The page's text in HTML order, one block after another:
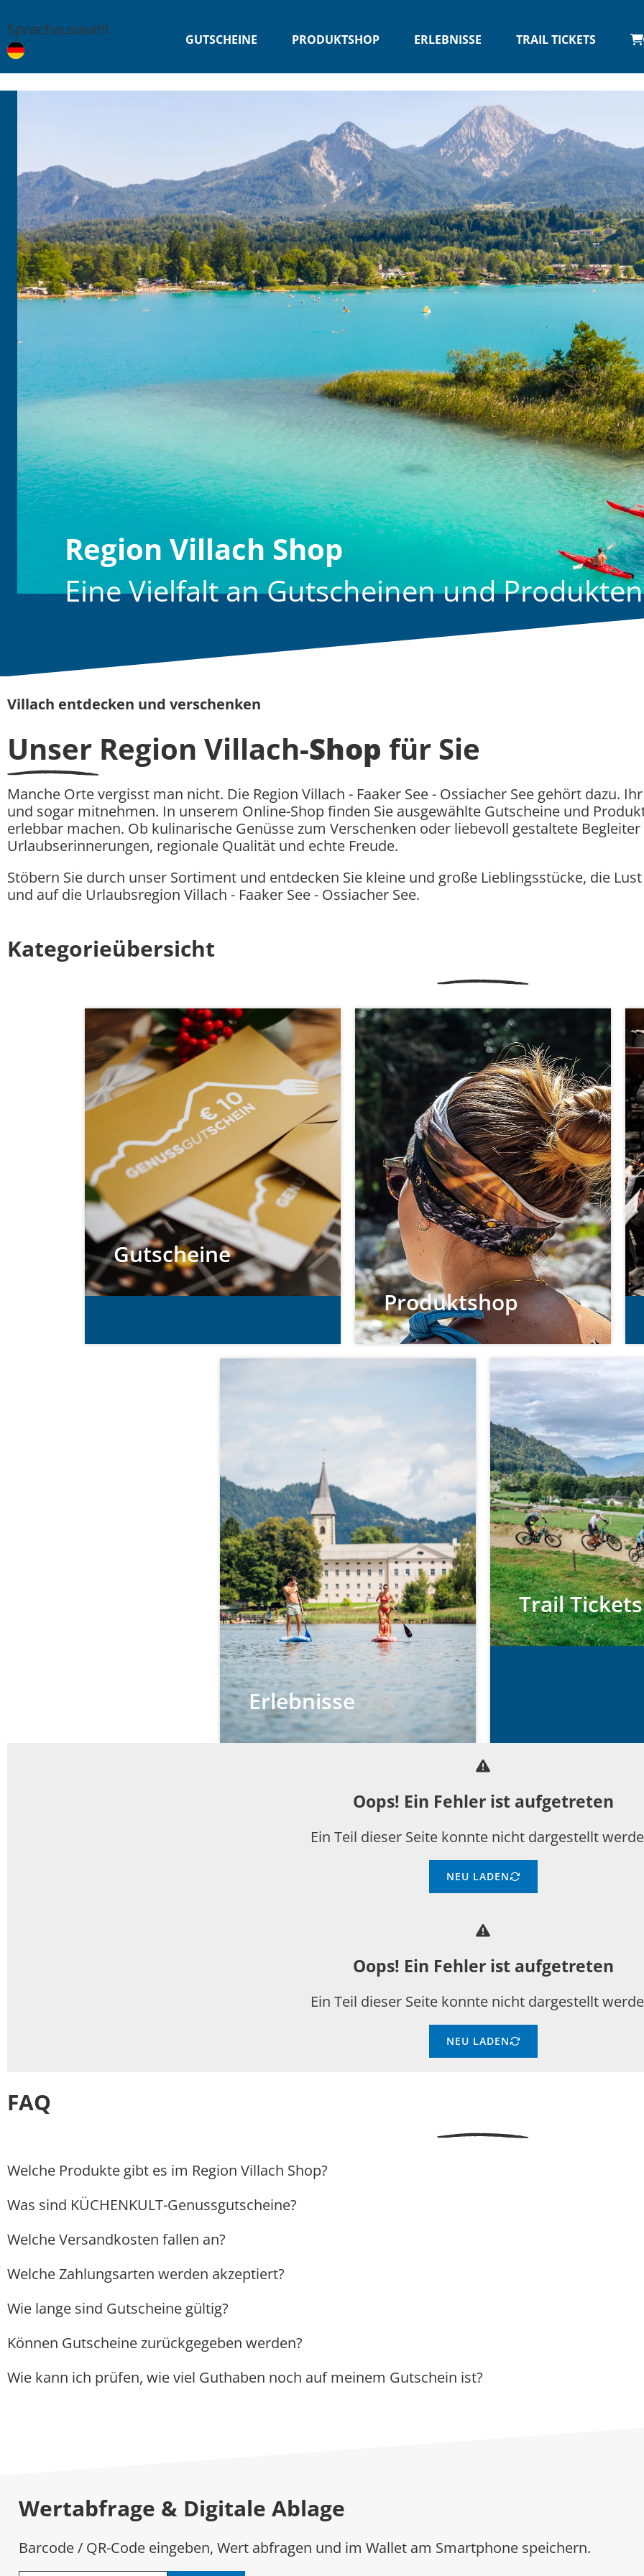
Sprachauswahl
GUTSCHEINE PRODUKTSHOP ERLEBNISSE TRAIL TICKETS
Region Villach Shop
Eine Vielfalt an Gutscheinen und Produkten
Villach entdecken und verschenken
Unser Region Villach-Shop für Sie
Manche Orte vergisst man nicht. Die Region Villach - Faaker See - Ossiacher See gehört dazu.
und sogar mitnehmen. In unserem Online-Shop finden Sie ausgewählte Gutscheine und
erlebbar machen. Ob kulinarische Genüsse zum Verschenken oder liebevoll gestaltete
Urlaubserinnerungen, regionale Qualität und echte Freude.
Stöbern Sie durch unser Sortiment und entdecken Sie kleine und große Lieblingsstücke, die
und auf die Urlaubsregion Villach - Faaker See - Ossiacher See.
Kategorieübersicht
Gutscheine
Produktshop
Erlebnisse
Trail Tickets
Oops! Ein Fehler ist aufgetreten
Ein Teil dieser Seite konnte nicht dargestellt
NEU LADEN
Oops! Ein Fehler ist aufgetreten
Ein Teil dieser Seite konnte nicht dargestellt
NEU LADEN
FAQ
Welche Produkte gibt es im Region Villach Shop?
Was sind KÜCHENKULT-Genussgutscheine?
Welche Versandkosten fallen an?
Welche Zahlungsarten werden akzeptiert?
Wie lange sind Gutscheine gültig?
Können Gutscheine zurückgegeben werden?
Wie kann ich prüfen, wie viel Guthaben noch auf meinem Gutschein ist?
Wertabfrage & Digitale Ablage
Barcode / QR-Code eingeben, Wert abfragen und im Wallet am Smartphone speichern.